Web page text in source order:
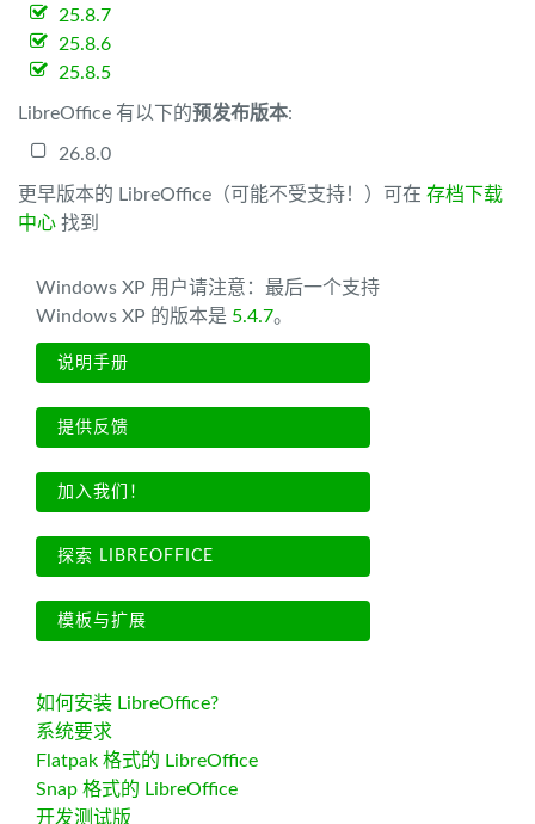
25.8.7
25.8.6
25.8.5
LibreOffice 有以下的预发布版本:
26.8.0
更早版本的 LibreOffice（可能不受支持！）可在 存档下载
中心 找到
Windows XP 用户请注意：最后一个支持
Windows XP 的版本是 5.4.7。
说明手册
提供反馈
加入我们！
探索 LIBREOFFICE
模板与扩展
如何安装 LibreOffice?
系统要求
Flatpak 格式的 LibreOffice
Snap 格式的 LibreOffice
开发测试版